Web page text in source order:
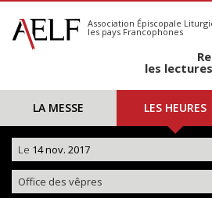
S'abonner
Calendrier
Association Épiscopale
les pays Francophones
les
LA MESSE LES HEURES
Le 14 nov. 2017
Office des vêpres